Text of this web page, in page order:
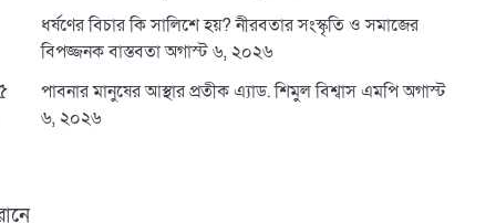
ধর্ষণের বিচার কি সালিশে হয়? নীরবতার সংস্কৃতি ও সমাজের
বিপজ্জনক বাস্তবতাঅগাস্ট ৬, ২০২৬
পাবনার মানুষের আস্থার প্রতীক এ্যাড. শিমুল বিশ্বাস এমপিঅগাস্ট
৬, ২০২৬